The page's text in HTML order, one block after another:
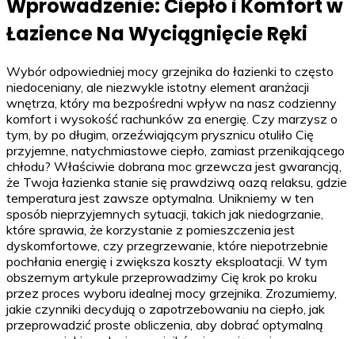
Wprowadzenie: Ciepło i Komfort w
Łazience Na Wyciągnięcie Ręki
Wybór odpowiedniej mocy grzejnika do łazienki to często
niedoceniany, ale niezwykle istotny element aranżacji
wnętrza, który ma bezpośredni wpływ na nasz codzienny
komfort i wysokość rachunków za energię. Czy marzysz o
tym, by po długim, orzeźwiającym prysznicu otuliło Cię
przyjemne, natychmiastowe ciepło, zamiast przenikającego
chłodu? Właściwie dobrana moc grzewcza jest gwarancją,
że Twoja łazienka stanie się prawdziwą oazą relaksu, gdzie
temperatura jest zawsze optymalna. Unikniemy w ten
sposób nieprzyjemnych sytuacji, takich jak niedogrzanie,
które sprawia, że korzystanie z pomieszczenia jest
dyskomfortowe, czy przegrzewanie, które niepotrzebnie
pochłania energię i zwiększa koszty eksploatacji. W tym
obszernym artykule przeprowadzimy Cię krok po kroku
przez proces wyboru idealnej mocy grzejnika. Zrozumiemy,
jakie czynniki decydują o zapotrzebowaniu na ciepło, jak
przeprowadzić proste obliczenia, aby dobrać optymalną